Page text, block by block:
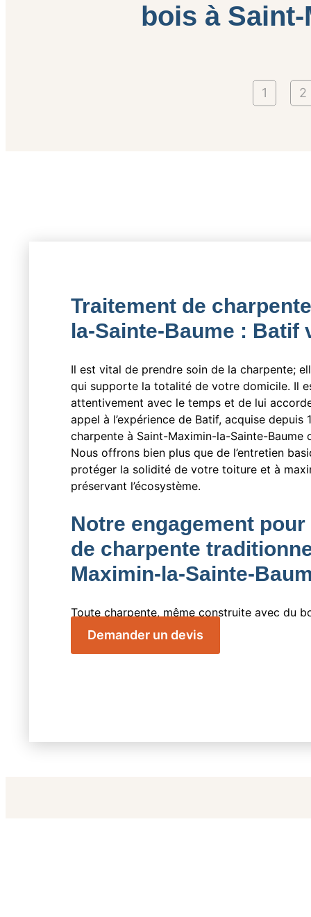
bois à
1 2
Traitement de
la-Sainte-Baume : Batif
Il est vital de prendre soin de la charpente;
qui supporte la totalité de votre domicile. Il
attentivement avec le temps et de lui
appel à l’expérience de Batif, acquise
charpente à Saint-Maximin-la-Sainte-Baume
Nous offrons bien plus que de l’entretien
protéger la solidité de votre toiture et à
préservant l’écosystème.
Notre engagement
de charpente
Maximin-la-Sainte-
Toute charpente, même construite avec du
à des risques, particulièrement concernant
là pour vous.
Demander un devis